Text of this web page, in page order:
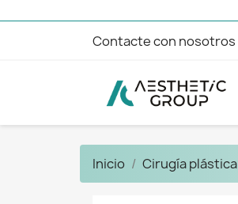
Contacte con nosotros
Inicio Cirugía plástica